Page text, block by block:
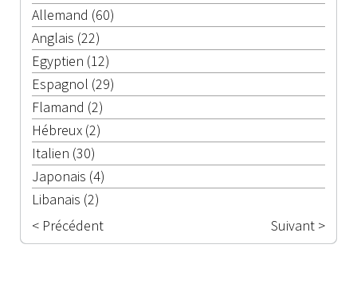
Allemand (60)
Anglais (22)
Egyptien (12)
Espagnol (29)
Flamand (2)
Hébreux (2)
Italien (30)
Japonais (4)
Libanais (2)
< Précédent
Suivant >